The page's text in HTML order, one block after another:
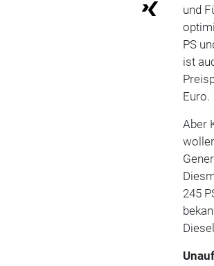
und
PS
ist
Euro.
Aber
245